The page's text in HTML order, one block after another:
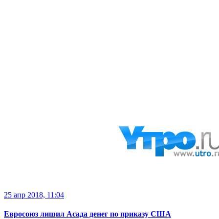
25 апр 2018, 11:04
Евросоюз лишил Асада денег по приказу США